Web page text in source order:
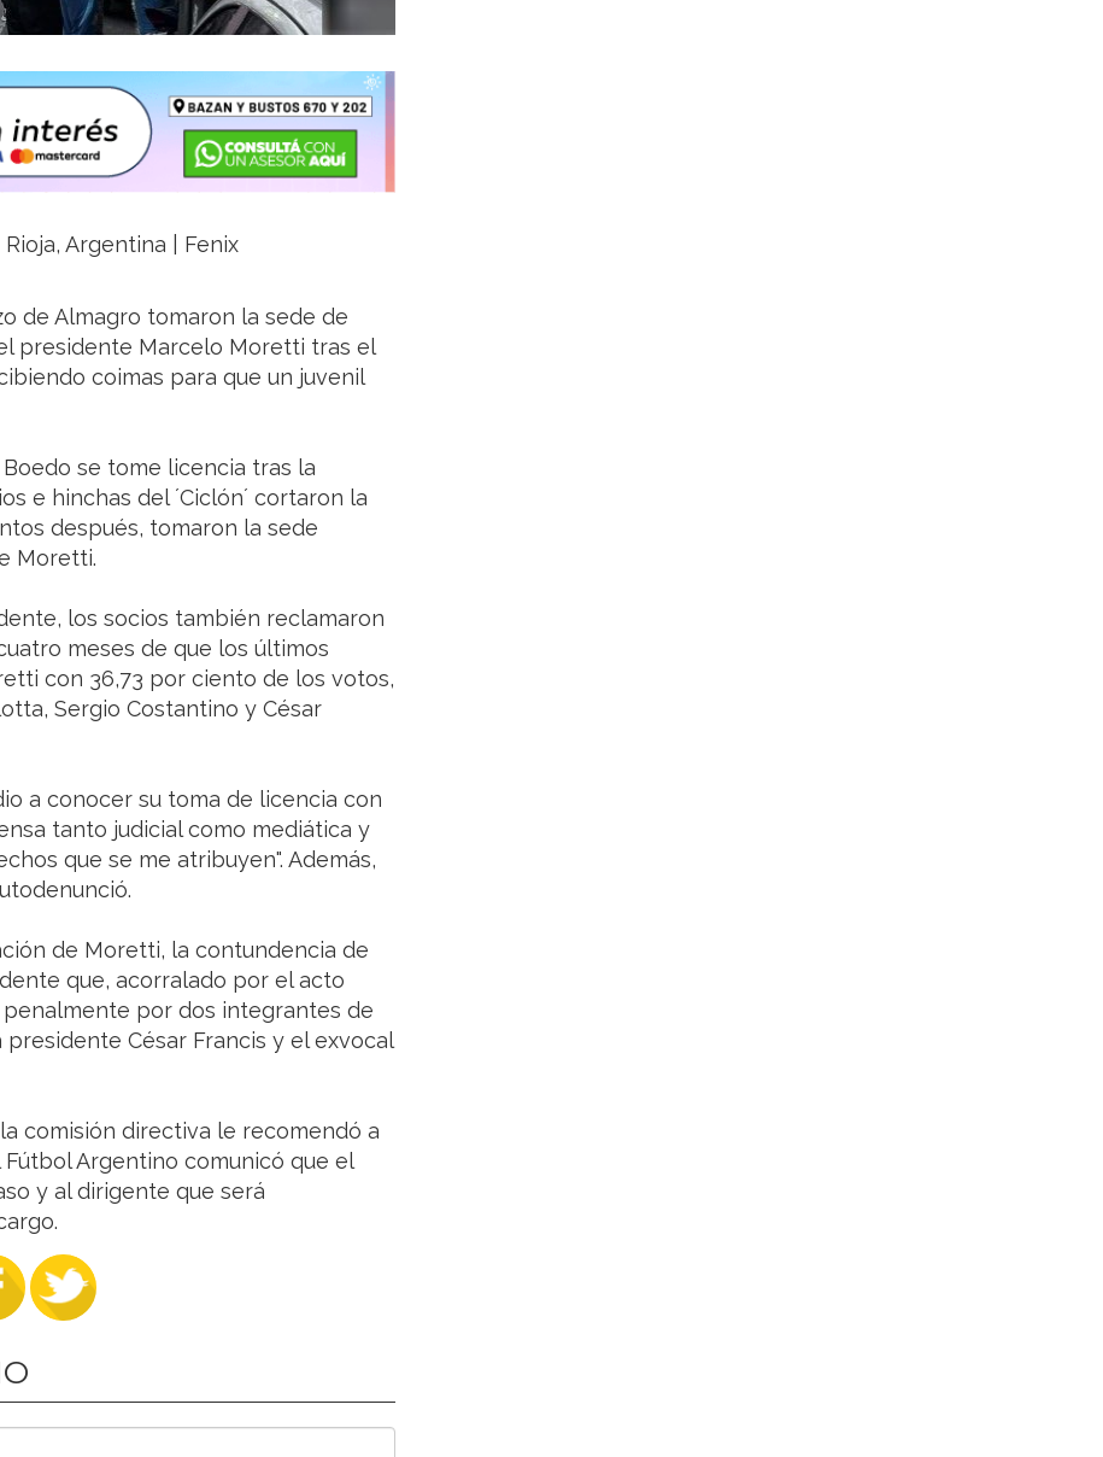
Argentina | Fenix
de Almagro tomaron la sede de
presidente Marcelo Moretti tras el
coimas para que un juvenil
se tome licencia tras la
e hinchas del ´Ciclón´ cortaron la
después, tomaron la sede
Moretti.
los socios también reclamaron
meses de que los últimos
con 36,73 por ciento de los votos,
Sergio Costantino y César
a conocer su toma de licencia con
tanto judicial como mediática y
que se me atribuyen". Además,
de Moretti, la contundencia de
que, acorralado por el acto
por dos integrantes de
César Francis y el exvocal
comisión directiva le recomendó a
Argentino comunicó que el
y al dirigente que será